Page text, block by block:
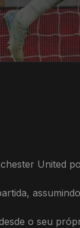
United
o seu